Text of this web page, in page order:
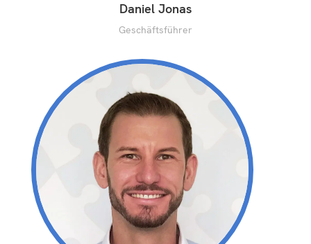
Daniel Jonas
Geschäftsführer